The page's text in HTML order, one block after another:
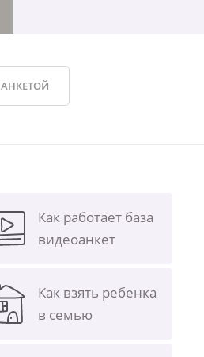
АНКЕТОЙ
Как работает база
видеоанкет
Как взять ребенка
в семью